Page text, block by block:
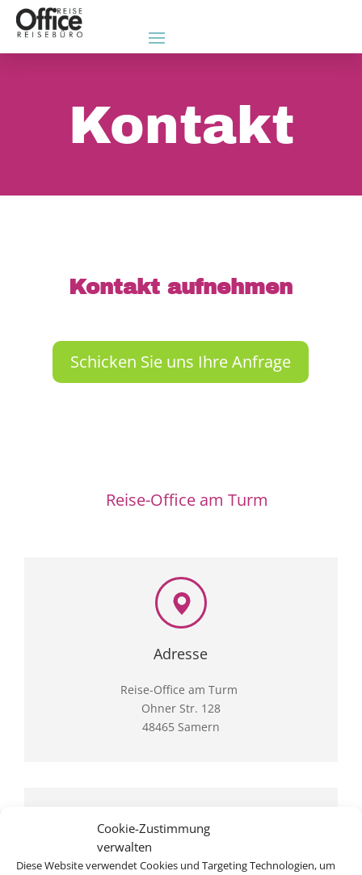
Cookie-Zustimmung
verwalten
Diese Website verwendet Cookies und Targeting Technologien, um
Kontakt
Kontakt aufnehmen
Schicken Sie uns Ihre Anfrage
Reise-Office am Turm
Adresse
Reise-Office am Turm
Ohner Str. 128
48465 Samern